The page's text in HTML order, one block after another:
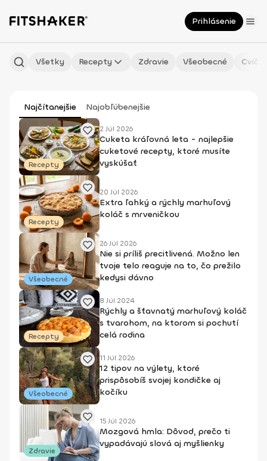
Prihlásenie
Všetky Recepty Zdravie Všeobecné
Najčítanejšie Najobľúbenejšie
Recepty
2 Júl 2026
Cuketa kráľovná leta - najlepšie
cuketové recepty, ktoré musíte
vyskúšať
Recepty
20 Júl 2026
Extra ľahký a rýchly marhuľový
koláč s mrveničkou
Všeobecné
26 Júl 2026
Nie si príliš precitlivená. Možno len
tvoje telo reaguje na to, čo prežilo
kedysi dávno
Recepty
8 Júl 2024
Rýchly a šťavnatý marhuľový koláč
s tvarohom, na ktorom si pochutí
celá rodina
Všeobecné
11 Júl 2026
12 tipov na výlety, ktoré
prispôsobíš svojej kondičke aj
kočíku
Zdravie
15 Júl 2026
Mozgová hmla: Dôvod, prečo ti
vypadávajú slová aj myšlienky